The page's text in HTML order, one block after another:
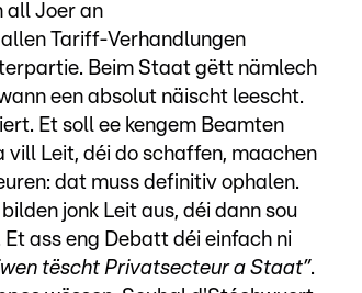
all Joer an
Tariff-Verhandlungen
Beim Staat gëtt nämlech
een absolut näischt leescht.
Et soll ee kengem Beamten
vill Leit, déi do schaffen, maachen
dat muss definitiv ophalen.
jonk Leit aus, déi dann sou
ass eng Debatt déi einfach ni
tëscht Privatsecteur a Staat”.